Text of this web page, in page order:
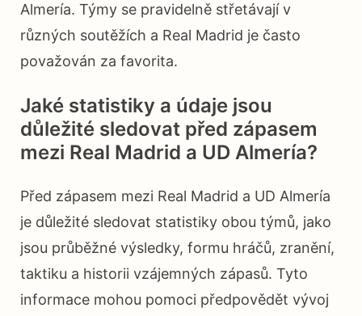
Almería. Týmy se pravidelně střetávají v
různých soutěžích a Real Madrid je často
považován za favorita.
Jaké statistiky a údaje jsou
důležité sledovat před zápasem
mezi Real Madrid a UD Almería?
Před zápasem mezi Real Madrid a UD Almería
je důležité sledovat statistiky obou týmů, jako
jsou průběžné výsledky, formu hráčů, zranění,
taktiku a historii vzájemných zápasů. Tyto
informace mohou pomoci předpovědět vývoj